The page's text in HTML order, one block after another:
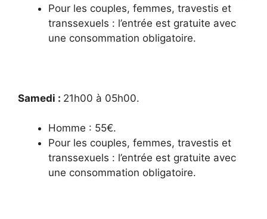
Pour les couples, femmes, travestis et
transsexuels : l’entrée est gratuite avec
une consommation obligatoire.
Samedi : 21h00 à 05h00.
Homme : 55€.
Pour les couples, femmes, travestis et
transsexuels : l’entrée est gratuite avec
une consommation obligatoire.